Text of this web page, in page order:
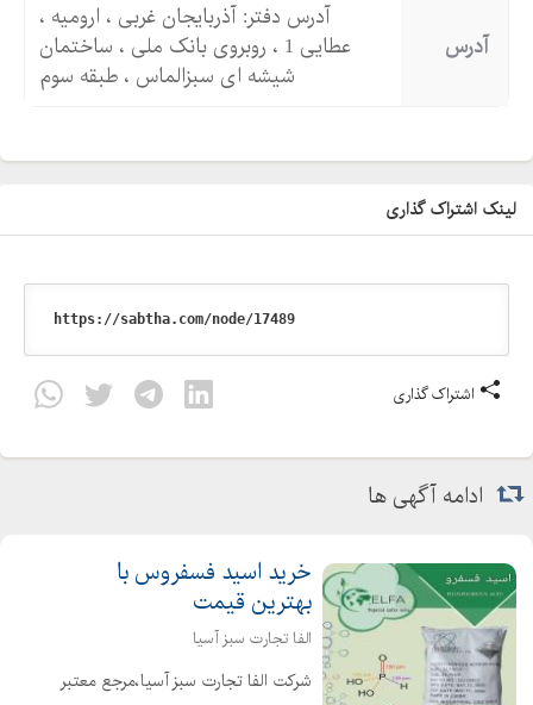
آدرس
آدرس دفتر: آذربایجان غربی ، ارومیه ،
عطایی 1 ، روبروی بانک ملی ، ساختمان
شیشه ای سبزالماس ، طبقه سوم
لینک اشتراک گذاری
اشتراک گذاری
ادامه آگهی ها
خرید اسید فسفروس با
بهترین قیمت
الفا تجارت سبز آسیا
شرکت الفا تجارت سبز آسیا،مرجع معتبر